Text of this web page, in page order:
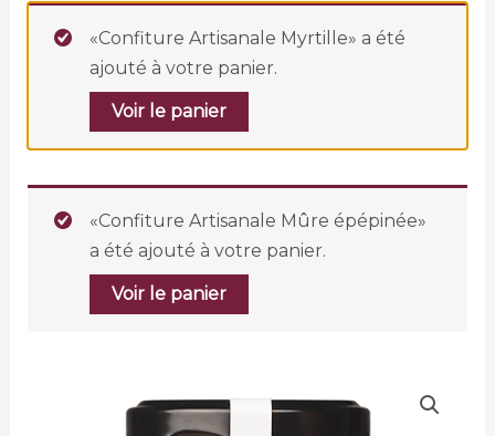
«Confiture Artisanale Myrtille» a été
ajouté à votre panier.
Voir le panier
«Confiture Artisanale Mûre épépinée»
a été ajouté à votre panier.
Voir le panier